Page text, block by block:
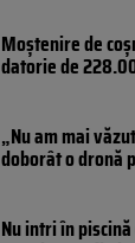
Moștenire de
datorie de
„Nu am mai
doborât o dronă
Nu intri în